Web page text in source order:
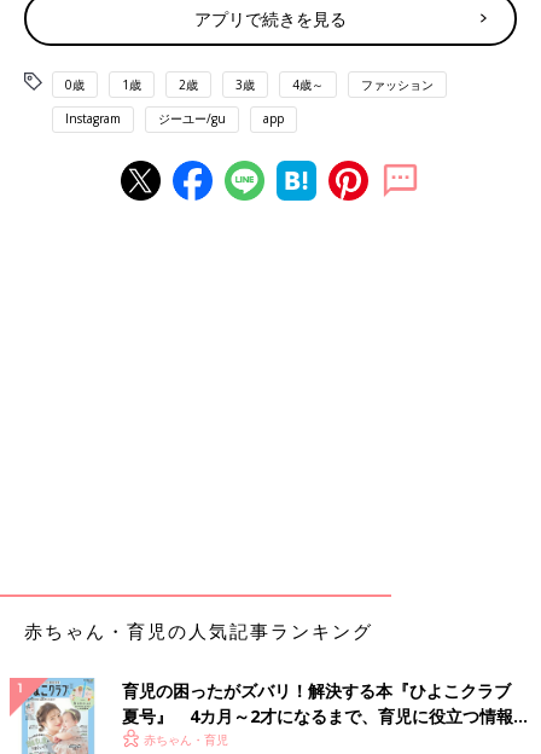
アプリで続きを見る
0歳 1歳 2歳 3歳 4歳～ ファッション
Instagram ジーユー/gu app
赤ちゃん・育児の人気記事ランキング
育児の困ったがズバリ！解決する本『ひよこクラブ
夏号』 4カ月～2才になるまで、育児に役立つ情報が
いっぱい！
赤ちゃん・育児